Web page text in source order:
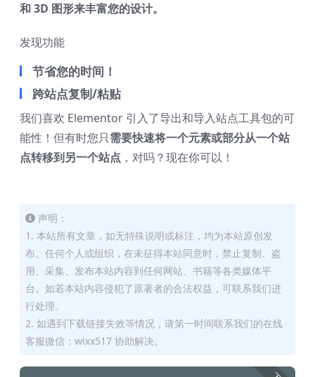
和 3D 图形来丰富您的设计。
发现功能
节省您的时间！
跨站点复制/粘贴
我们喜欢 Elementor 引入了导出和导入站点工具包的可
能性！但有时您只需要快速将一个元素或部分从一个站
点转移到另一个站点 ，对吗？现在你可以！
声明：
1. 本站所有文章，如无特殊说明或标注，均为本站原创发
布。任何个人或组织，在未征得本站同意时，禁止复制、盗
用、采集、发布本站内容到任何网站、书籍等各类媒体平
台。如若本站内容侵犯了原著者的合法权益，可联系我们进
行处理。
2. 如遇到下载链接失效等情况，请第一时间联系我们的在线
客服微信：wixx517 协助解决。